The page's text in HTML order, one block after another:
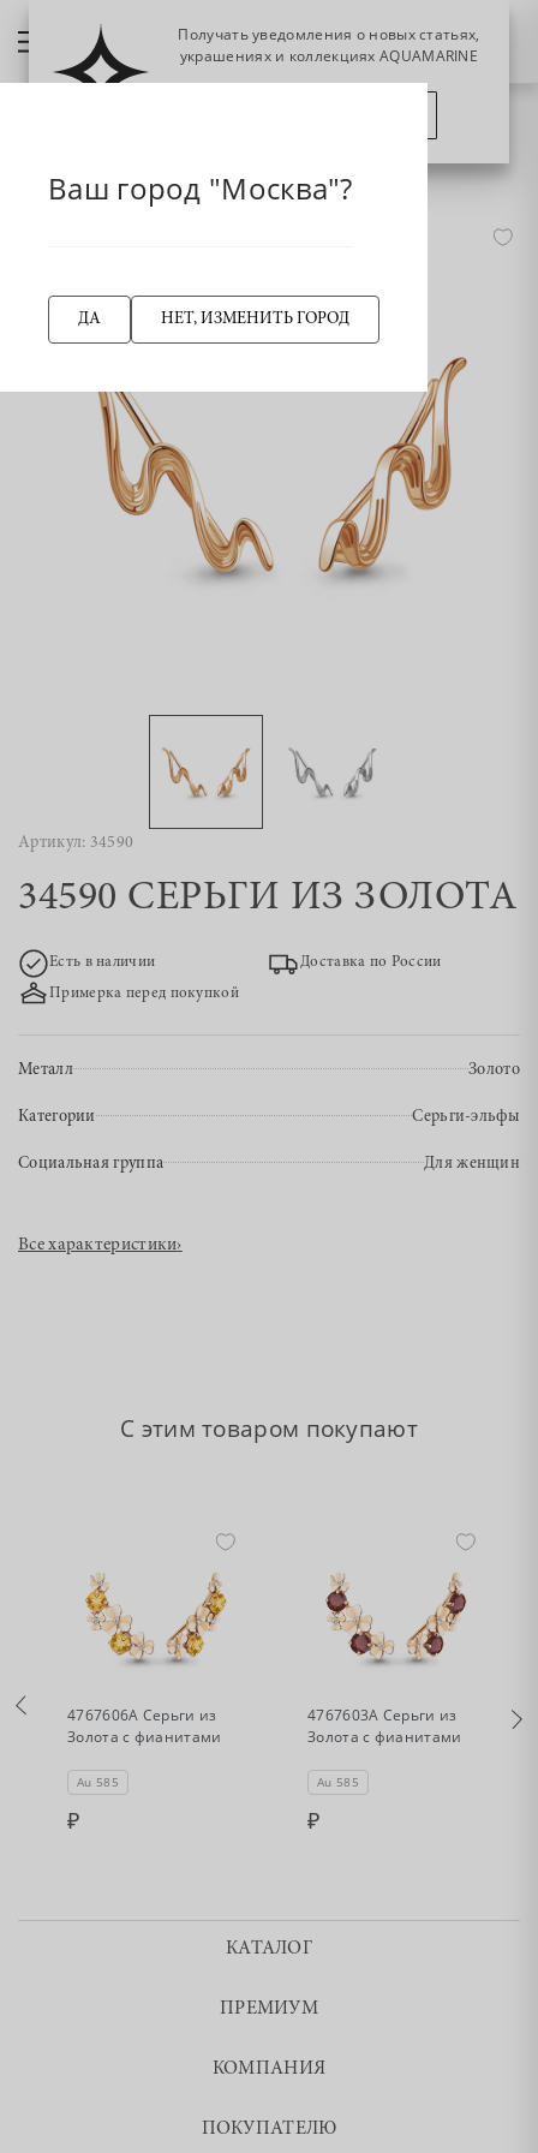
Артикул: 34590
34590 СЕРЬГИ ИЗ ЗОЛОТА
Есть в наличии
Доставка по России
Примерка перед покупкой
Металл Золото
Категории Серьги-эльфы
Социальная группа Для женщин
Все характеристики›
С этим товаром покупают
4767606А Серьги из
Золота с фианитами
Au 585
4767603А Серьги из
Золота с фианитами
Au 585
КАТАЛОГ
ПРЕМИУМ
КОМПАНИЯ
ПОКУПАТЕЛЮ
Ваш город "Москва"?
ДА НЕТ, ИЗМЕНИТЬ ГОРОД
Получать уведомления о новых статьях,
украшениях и коллекциях AQUAMARINE